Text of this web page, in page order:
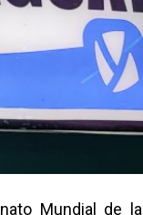
Mundial de la